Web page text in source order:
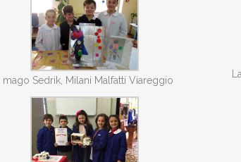
Il mago Sedrik, Milani Malfatti Viareggio